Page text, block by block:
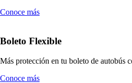
Conoce más
Boleto Flexible
Más protección en tu boleto de autobús
Conoce más